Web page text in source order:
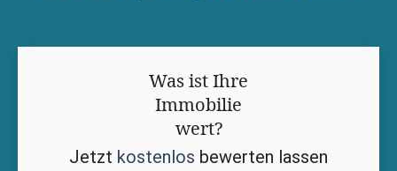
Was ist Ihre
Immobilie
wert?
Jetzt kostenlos bewerten lassen